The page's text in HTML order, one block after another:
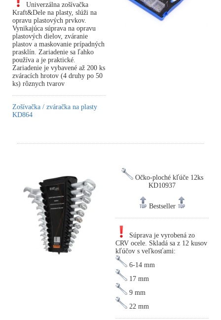
Univerzálna zošívačka
Kraft&Dele na plasty, slúži na
opravu plastových prvkov.
Vynikajúca súprava na opravu
plastových dielov, zváranie
plastov a maskovanie prípadných
prasklín. Zariadenie sa ľahko
používa a je praktické.
Zariadenie je vybavené až 200 ks
zváracích hrotov (4 druhy po 50
ks) rôznych tvarov
Zošívačka / zváračka na plasty
KD864
Očko-ploché kľúče 12ks
KD10937
Bestseller
Súprava je vyrobená zo
CRV ocele. Skladá sa z 12 kusov
kľúčov s veľkosťami:
6-14 mm
17 mm
9 mm
22 mm